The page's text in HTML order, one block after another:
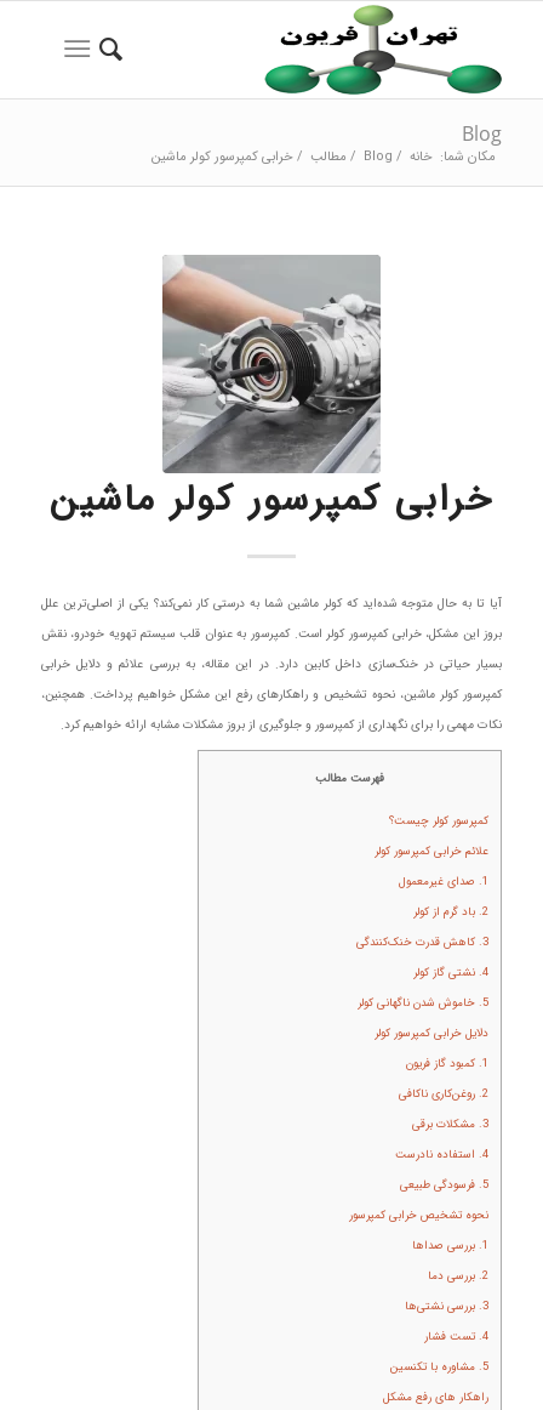
Blog
مکان شما: خانه /
Blog
/ مطالب / خرابی کمپرسور کولر ماشین
خرابی کمپرسور کولر ماشین
آیا تا به حال متوجه شده‌اید که کولر ماشین شما به درستی کار نمی‌کند؟ یکی از اصلی‌ترین علل
بروز این مشکل، خرابی کمپرسور کولر است. کمپرسور به عنوان قلب سیستم تهویه خودرو، نقش
بسیار حیاتی در خنک‌سازی داخل کابین دارد. در این مقاله، به بررسی علائم و دلایل خرابی
کمپرسور کولر ماشین، نحوه تشخیص و راهکارهای رفع این مشکل خواهیم پرداخت. همچنین،
نکات مهمی را برای نگهداری از کمپرسور و جلوگیری از بروز مشکلات مشابه ارائه خواهیم کرد.
فهرست مطالب
کمپرسور کولر چیست؟
علائم خرابی کمپرسور کولر
1. صدای غیرمعمول
2. باد گرم از کولر
3. کاهش قدرت خنک‌کنندگی
4. نشتی گاز کولر
5. خاموش شدن ناگهانی کولر
دلایل خرابی کمپرسور کولر
1. کمبود گاز فریون
2. روغن‌کاری ناکافی
3. مشکلات برقی
4. استفاده نادرست
5. فرسودگی طبیعی
نحوه تشخیص خرابی کمپرسور
1. بررسی صداها
2. بررسی دما
3. بررسی نشتی‌ها
4. تست فشار
5. مشاوره با تکنسین
راهکار های رفع مشکل